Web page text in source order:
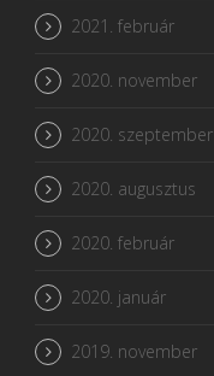
2021. február
2020. november
2020. szeptember
2020. augusztus
2020. február
2020. január
2019. november